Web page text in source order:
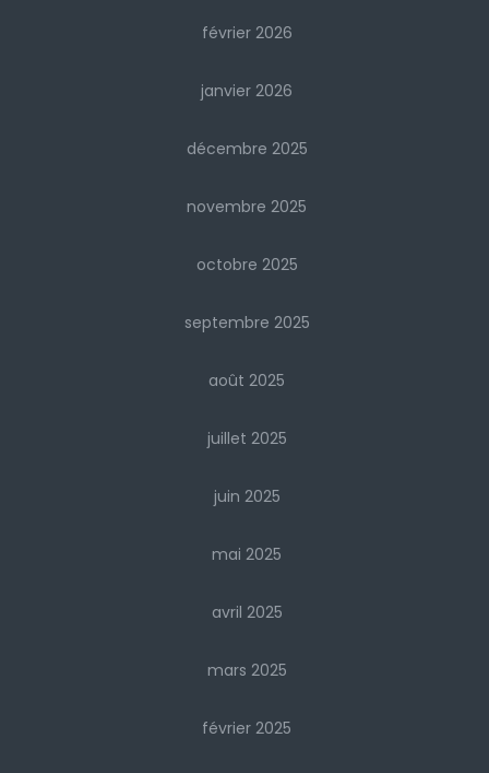
février 2026
janvier 2026
décembre 2025
novembre 2025
octobre 2025
septembre 2025
août 2025
juillet 2025
juin 2025
mai 2025
avril 2025
mars 2025
février 2025